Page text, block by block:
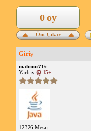
Öne Çıkar
0 oy
Giriş
mahmut716
Yarbay
15+
12326 Mesaj